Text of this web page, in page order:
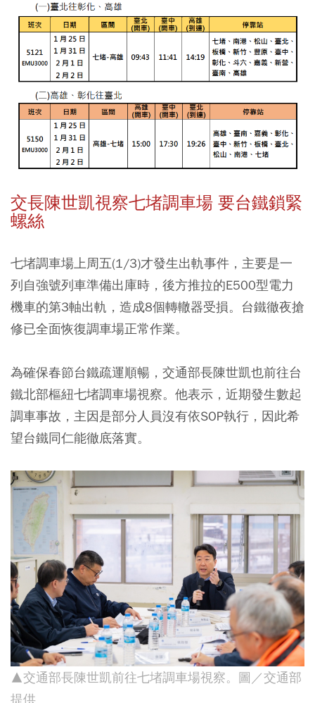
交長陳世凱視察七堵調車場 要台鐵鎖緊
螺絲
七堵調車場上周五(1/3)才發生出軌事件，主要是一
列自強號列車準備出庫時，後方推拉的E500型電力
機車的第3軸出軌，造成8個轉轍器受損。台鐵徹夜搶
修已全面恢復調車場正常作業。
為確保春節台鐵疏運順暢，交通部長陳世凱也前往台
鐵北部樞紐七堵調車場視察。他表示，近期發生數起
調車事故，主因是部分人員沒有依SOP執行，因此希
望台鐵同仁能徹底落實。
▲交通部長陳世凱前往七堵調車場視察。圖／交通部
提供